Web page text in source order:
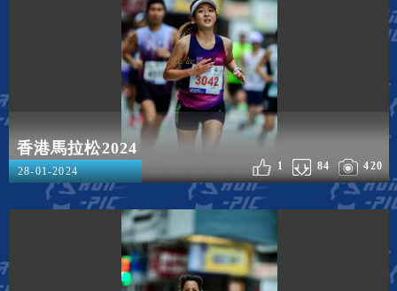
香港馬拉松2024
420
84
1
28-01-2024